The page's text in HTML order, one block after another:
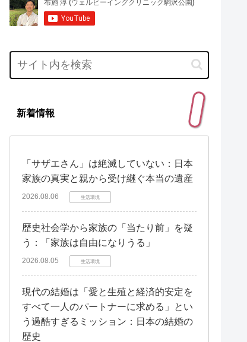
新着情報
「サザエさん」は絶滅していない：日本
家族の真実と親から受け継ぐ本当の遺産
2026.08.06 生活環境
歴史社会学から家族の「当たり前」を疑
う：「家族は自由になりうる」
2026.08.05 生活環境
現代の結婚は「愛と生殖と経済的安定を
すべて一人のパートナーに求める」とい
う過酷すぎるミッション：日本の結婚の
歴史